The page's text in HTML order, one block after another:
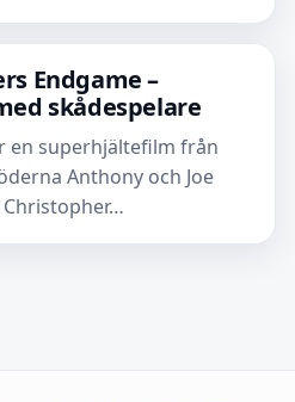
Endgame –
skådespelare
en superhjältefilm från
Anthony och Joe
Christopher…